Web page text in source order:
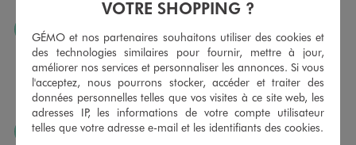
JE PEUX FAIRE RETOUCHER MES ARTICLES
Ourlets, ceintures… vous avez la possibilité de faire
retoucher vos articles textiles dans nos magasins. Les tarifs
sont à votre disposition sur simple demande. Voir
conditions en magasins.
J’AIME FAIRE PLAISIR
VOTRE SHOPPING ?
GÉMO et nos partenaires souhaitons utiliser des cookies et
des technologies similaires pour fournir, mettre à jour,
améliorer nos services et personnaliser les annonces. Si vous
l'acceptez, nous pourrons stocker, accéder et traiter des
données personnelles telles que vos visites à ce site web, les
adresses IP, les informations de votre compte utilisateur
telles que votre adresse e-mail et les identifiants des cookies.